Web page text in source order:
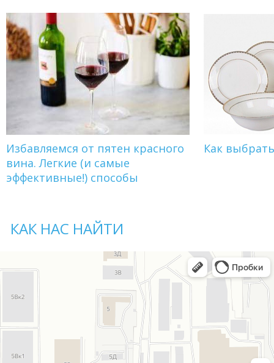
Избавляемся от пятен красного
вина. Легкие (и самые
эффективные!) способы
Как
КАК НАС НАЙТИ